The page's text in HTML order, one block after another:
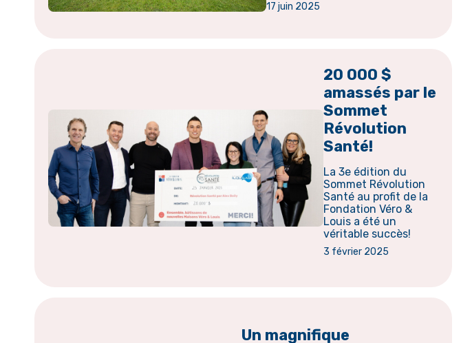
17 juin 2025
20 000 $
amassés par le
Sommet
Révolution
Santé!
La 3e édition du
Sommet Révolution
Santé au profit de la
Fondation Véro &
Louis a été un
véritable succès!
3 février 2025
Un magnifique